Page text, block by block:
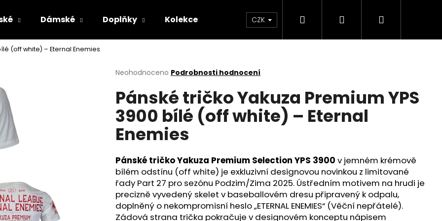
Dámské Doplňky Kolekce Kontakt Velkoobchod Obchodní
CZK Hledat PřihlášeníNákupní
(off white) – Eternal Enemies
Průměrné
produktu
je
0,0
z
5
hvězdiček.
Neohodnoceno Podrobnosti hodnocení
Pánské tričko Yakuza Premium YPS
3900 bílé (off white) – Eternal
Enemies
Pánské tričko Yakuza Premium Selection YPS 3900 v jemném krémově
bílém odstínu (off white) je exkluzivní designovou novinkou z limitované
řady Part 27 pro sezónu Podzim/Zima 2025. Ústředním motivem na hrudi je
precizně vyvedený skelet v baseballovém dresu připravený k odpalu,
doplněný o nekompromisní heslo „ETERNAL ENEMIES“ (Věční nepřátelé).
Zádová strana trička pokračuje v designovém konceptu nápisem
Co potřebujete najít?
HLEDAT
KOUPACÍ ŠORTKY YAKUZA PÁNSKÉ OLIVOVÉ TRIČKO YAKUZA